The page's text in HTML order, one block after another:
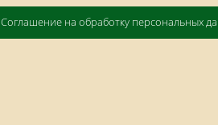
Соглашение на обработку персональных